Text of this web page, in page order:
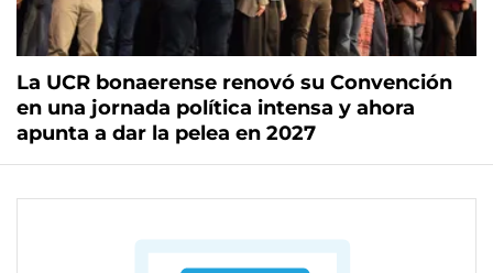
La UCR bonaerense renovó su Convención
en una jornada política intensa y ahora
apunta a dar la pelea en 2027